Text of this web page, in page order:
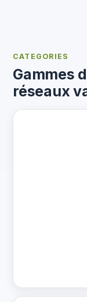
CATEGORIES
Gammes
réseaux